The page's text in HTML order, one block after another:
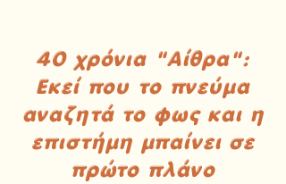
40 χρόνια "Αίθρα":
Εκεί που το πνεύμα
αναζητά το φως και η
επιστήμη μπαίνει σε
πρώτο πλάνο